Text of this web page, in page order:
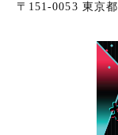
〒151-0053 東京